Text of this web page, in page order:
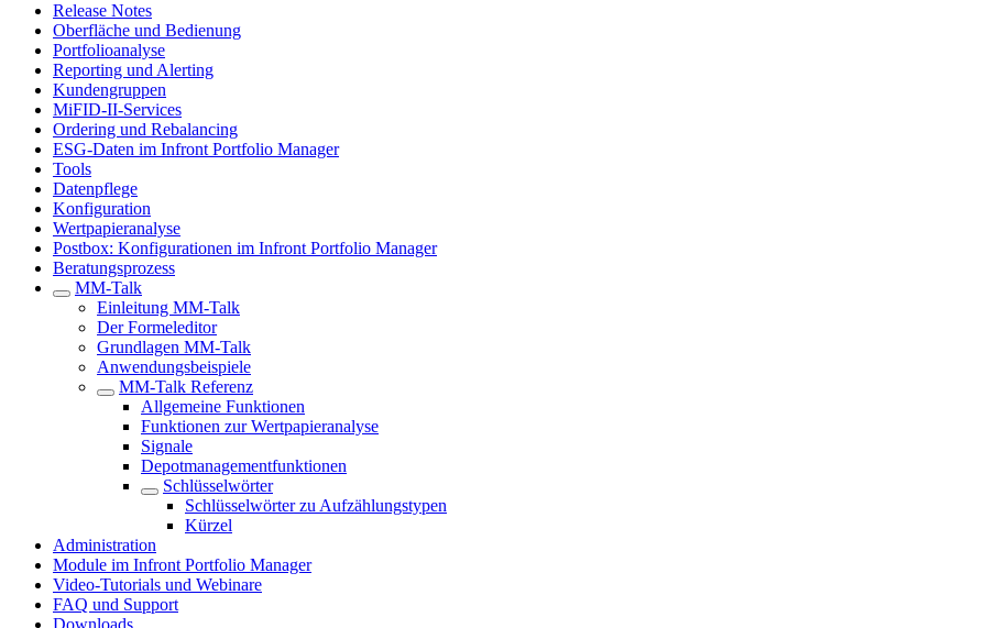
Release Notes
Oberfläche und Bedienung
Portfolioanalyse
Reporting und Alerting
Kundengruppen
MiFID-II-Services
Ordering und Rebalancing
ESG-Daten im Infront Portfolio Manager
Tools
Datenpflege
Konfiguration
Wertpapieranalyse
Postbox: Konfigurationen im Infront Portfolio Manager
Beratungsprozess
MM-Talk
Einleitung MM-Talk
Der Formeleditor
Grundlagen MM-Talk
Anwendungsbeispiele
MM-Talk Referenz
Allgemeine Funktionen
Funktionen zur Wertpapieranalyse
Signale
Depotmanagementfunktionen
Schlüsselwörter
Schlüsselwörter zu Aufzählungstypen
Kürzel
Administration
Module im Infront Portfolio Manager
Video-Tutorials und Webinare
FAQ und Support
Downloads